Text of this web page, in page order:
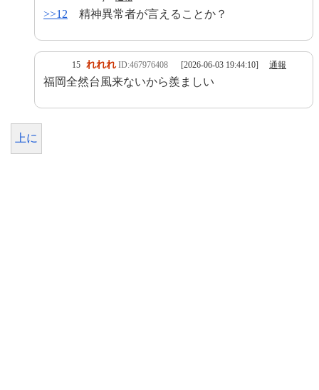
>>12 精神異常者が言えることか？
15 れれれ ID:467976408 [2026-06-03 19:44:10] 通報
福岡全然台風来ないから羨ましい
上に